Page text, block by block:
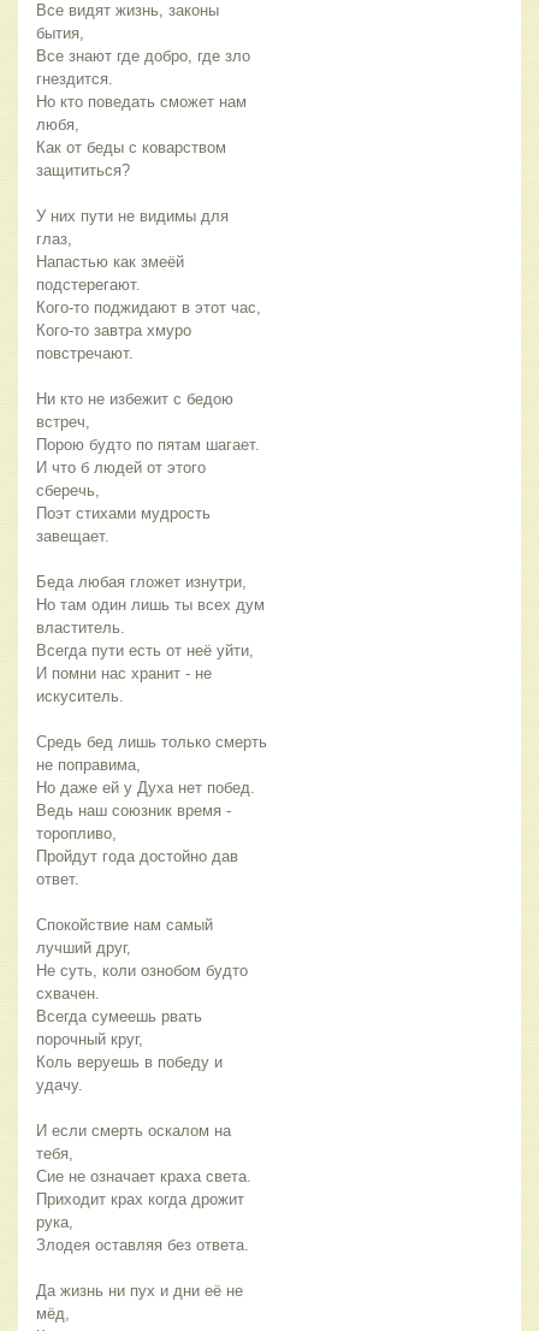
Все видят жизнь, законы
бытия,
Все знают где добро, где зло
гнездится.
Но кто поведать сможет нам
любя,
Как от беды с коварством
защититься?
У них пути не видимы для
глаз,
Напастью как змеёй
подстерегают.
Кого-то поджидают в этот час,
Кого-то завтра хмуро
повстречают.
Ни кто не избежит с бедою
встреч,
Порою будто по пятам шагает.
И что б людей от этого
сберечь,
Поэт стихами мудрость
завещает.
Беда любая гложет изнутри,
Но там один лишь ты всех дум
властитель.
Всегда пути есть от неё уйти,
И помни нас хранит - не
искуситель.
Средь бед лишь только смерть
не поправима,
Но даже ей у Духа нет побед.
Ведь наш союзник время -
торопливо,
Пройдут года достойно дав
ответ.
Спокойствие нам самый
лучший друг,
Не суть, коли ознобом будто
схвачен.
Всегда сумеешь рвать
порочный круг,
Коль веруешь в победу и
удачу.
И если смерть оскалом на
тебя,
Сие не означает краха света.
Приходит крах когда дрожит
рука,
Злодея оставляя без ответа.
Да жизнь ни пух и дни её не
мёд,